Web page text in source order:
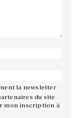
la newsletter
du site
mon inscription à